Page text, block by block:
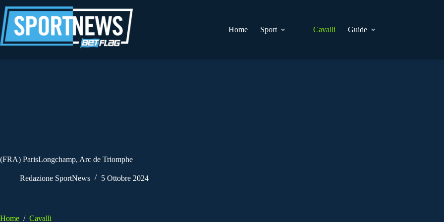
al
contenuto
Home
Sport Cavalli Guide
(FRA) ParisLongchamp, Arc de Triomphe
Redazione SportNews 5 Ottobre 2024
Home / Cavalli